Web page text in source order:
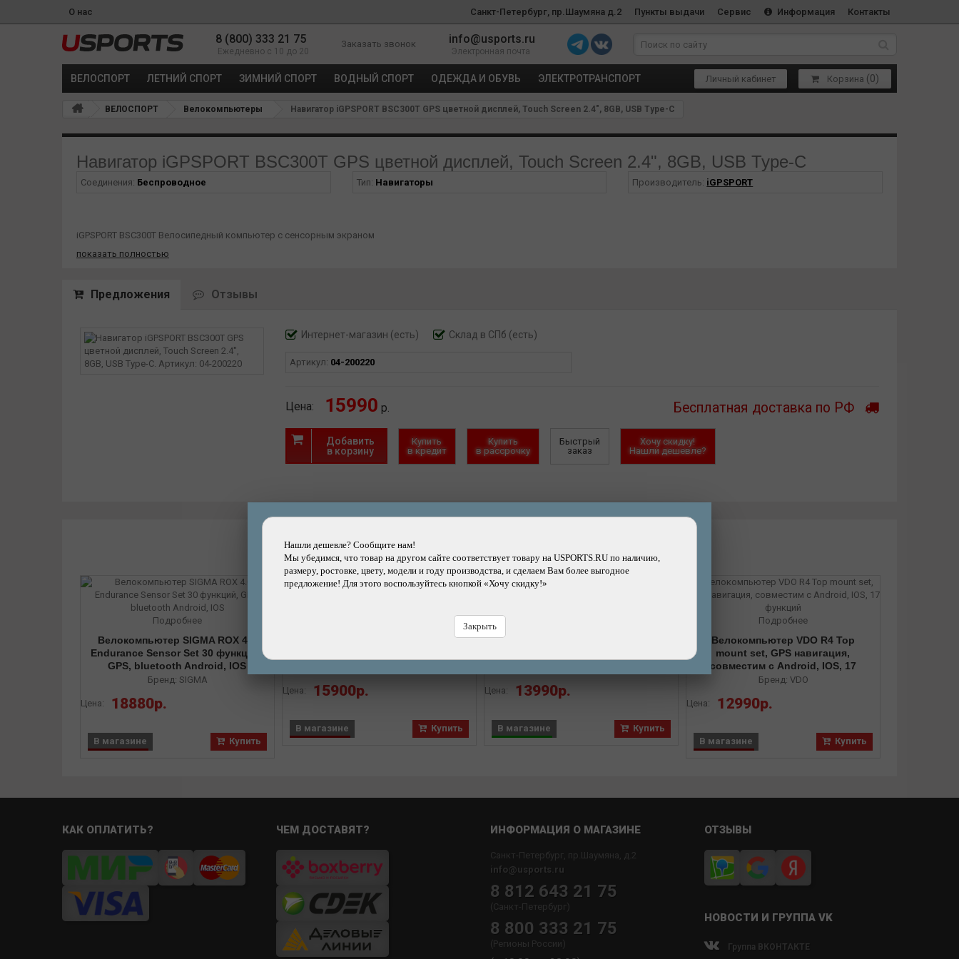
О нас Санкт-Петербург, пр.Шаумяна д.2 Пункты выдачи Сервис Информация Контакты
8 (800) 333 21 75
Ежедневно с 10 до 20
Заказать звонок info@usports.ru
Электронная почта
ВЕЛОСПОРТ ЛЕТНИЙ СПОРТ ЗИМНИЙ СПОРТ ВОДНЫЙ СПОРТ ОДЕЖДА И ОБУВЬ ЭЛЕКТРОТРАНСПОРТ Личный кабинет Корзина (0)
ВЕЛОСПОРТ Велокомпьютеры Навигатор iGPSPORT BSC300T GPS цветной дисплей, Touch Screen 2.4", 8GB, USB Type-C
Навигатор iGPSPORT BSC300T GPS цветной дисплей, Touch Screen 2.4", 8GB, USB Type-C
Соединения: Беспроводное Тип: Навигаторы Производитель: iGPSPORT
iGPSPORT BSC300T Велосипедный компьютер с сенсорным экраном
польский, португальский, русский, упрощенный китайский, традиционный китайский, японский, корейский. Поддержка Bluetooth, протокола ANT+, подключение 11 типов устройств
частота сердечных сокращений, частота кадров, скорость, измеритель мощности, скорость каденции 2 в 1, интеллектуальный тренажер, электронное переключение передач, DI2,
Номер модели: BSC300T
показать полностью
Предложения Отзывы
Интернет-магазин (есть) Склад в СПб (есть)
Артикул: 04-200220
Бесплатная доставка по РФ
Цена: 15990 р.
Нашли дешевле? Сообщите нам!
Мы убедимся, что товар на другом сайте соответствует товару на USPORTS.RU по наличию,
размеру, ростовке, цвету, модели и году производства, и сделаем Вам более выгодное
предложение! Для этого воспользуйтесь кнопкой «Хочу скидку!»
Закрыть
Добавить
в корзину
Купить
в кредит
Купить
в рассрочку
Быстрый
заказ
Хочу скидку!
Нашли дешевле?
Другие товары каталога
Подробнее
Велокомпьютер SIGMA ROX 4.0
Endurance Sensor Set 30 функций,
GPS, bluetooth Android, IOS
Бренд: SIGMA
Цена: 18880р.
Купить
В магазине
Велокомпьютер SIGMA ROX 4.0 30
Цена: 15900р.
Купить
В магазине
GPS цветной дисплей, 2.4", 8GB,
Цена: 13990р.
Купить
В магазине
Подробнее
Велокомпьютер VDO R4 Top
mount set, GPS навигация,
совместим с Android, IOS, 17
функций
Бренд: VDO
Цена: 12990р.
Купить
В магазине
КАК ОПЛАТИТЬ? ЧЕМ ДОСТАВЯТ? ИНФОРМАЦИЯ О МАГАЗИНЕ
Санкт-Петербург, пр.Шаумяна, д.2
info@usports.ru
8 812 643 21 75
(Санкт-Петербург)
8 800 333 21 75
(Регионы России)
ОТЗЫВЫ
НОВОСТИ И ГРУППА VK
Группа ВКОНТАКТЕ